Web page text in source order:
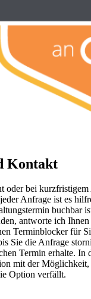
Kontakt
oder bei kurzfristigem
Anfrage ist es
buchbar
antworte ich
Terminblocker für
Sie die Anfrage
Termin erhalte. In
mit der
Option verfällt.